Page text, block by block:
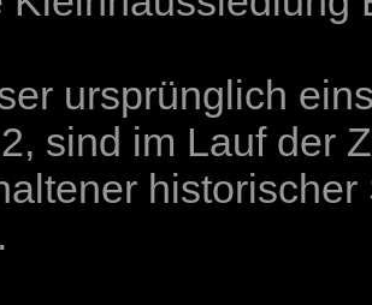
ursprünglich
sind im Lauf der